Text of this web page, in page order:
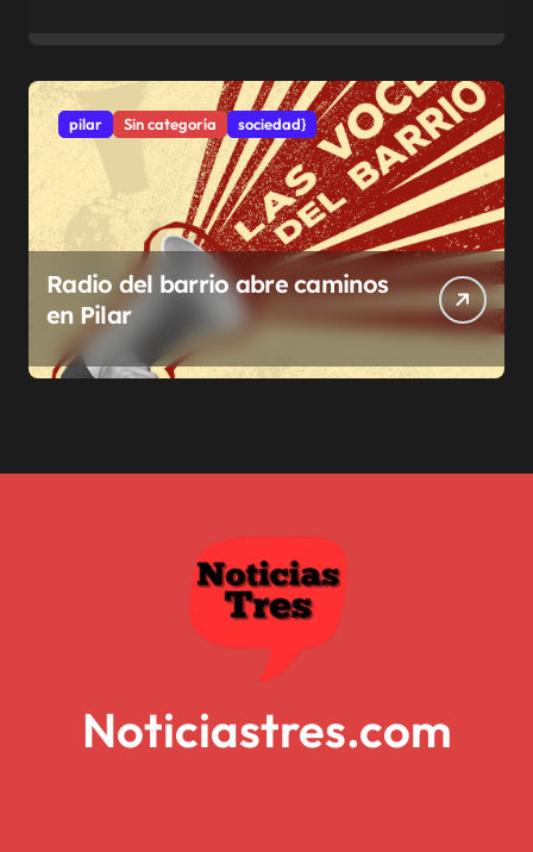
pilar Sin categoría sociedad}
Radio del barrio abre caminos
en Pilar
Noticiastres.com